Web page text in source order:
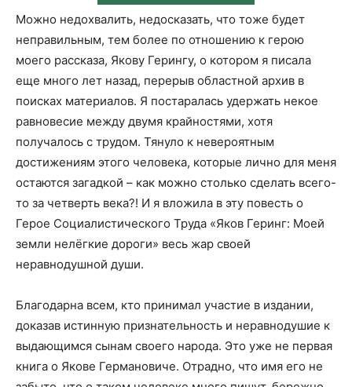
Можно недохвалить, недосказать, что тоже будет
неправильным, тем более по отношению к герою
моего рассказа, Якову Герингу, о котором я писала
еще много лет назад, перерыв областной архив в
поисках материалов. Я постаралась удержать некое
равновесие между двумя крайностями, хотя
получалось с трудом. Тянуло к невероятным
достижениям этого человека, которые лично для меня
остаются загадкой – как можно столько сделать всего-
то за четверть века?! И я вложила в эту повесть о
Герое Социалистического Труда «Яков Геринг: Моей
земли нелёгкие дороги» весь жар своей
неравнодушной души.
Благодарна всем, кто принимал участие в издании,
доказав истинную признательность и неравнодушие к
выдающимся сынам своего народа. Это уже не первая
книга о Якове Германовиче. Отрадно, что имя его не